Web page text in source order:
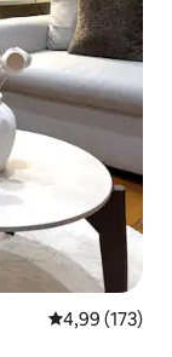
Átlagos
4,99 (173)